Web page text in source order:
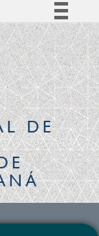
BR
informação
DE